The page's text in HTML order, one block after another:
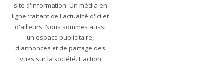
site d'information. Un média en
ligne traitant de l'actualité d'ici et
d'ailleurs. Nous sommes aussi
un espace publicitaire,
d'annonces et de partage des
vues sur la société. L'action